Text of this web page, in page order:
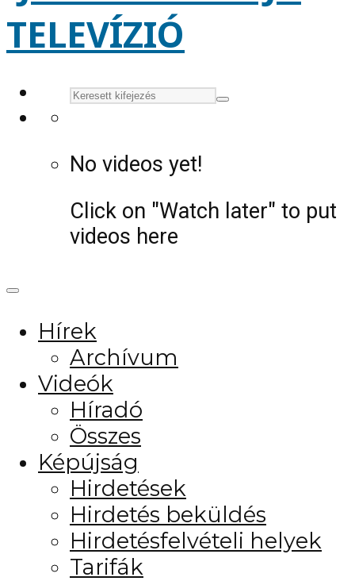
No videos yet!
Click on "Watch later" to put
videos here
Hírek
Archívum
Videók
Híradó
Összes
Képújság
Hirdetések
Hirdetés beküldés
Hirdetésfelvételi helyek
Tarifák